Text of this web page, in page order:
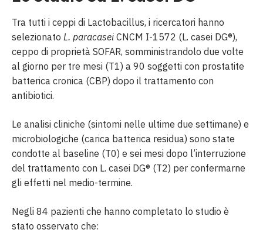
Tra tutti i ceppi di Lactobacillus, i ricercatori hanno
selezionato L. paracaseiCNCM I-1572 (L. casei DG®),
ceppo di proprietà SOFAR, somministrandolo due volte
al giorno per tre mesi (T1) a 90 soggetti con prostatite
batterica cronica (CBP) dopo il trattamento con
antibiotici.
Le analisi cliniche (sintomi nelle ultime due settimane) e
microbiologiche (carica batterica residua) sono state
condotte al baseline (T0) e sei mesi dopo l’interruzione
del trattamento con L. casei DG® (T2) per confermarne
gli effetti nel medio-termine.
Negli 84 pazienti che hanno completato lo studio è
stato osservato che: